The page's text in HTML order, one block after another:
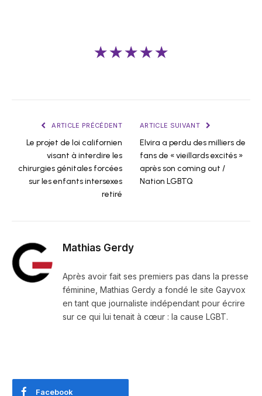
★★★★★
ARTICLE PRÉCÉDENT
Le projet de loi californien
visant à interdire les
chirurgies génitales forcées
sur les enfants intersexes
retiré
ARTICLE SUIVANT
Elvira a perdu des milliers de
fans de « vieillards excités »
après son coming out /
Nation LGBTQ
Mathias Gerdy
Après avoir fait ses premiers pas dans la presse
féminine, Mathias Gerdy a fondé le site Gayvox
en tant que journaliste indépendant pour écrire
sur ce qui lui tenait à cœur : la cause LGBT.
Facebook